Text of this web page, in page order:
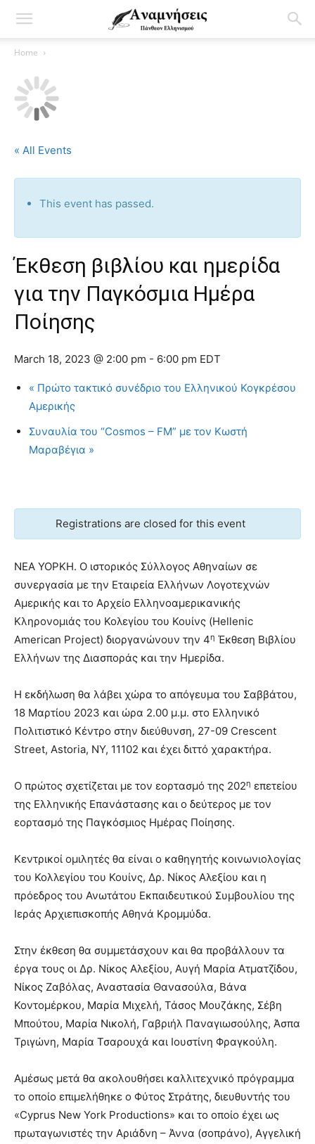
Home
« All Events
This event has passed.
Έκθεση βιβλίου και ημερίδα
για την Παγκόσμια Ημέρα
Ποίησης
March 18, 2023 @ 2:00 pm - 6:00 pm EDT
« Πρώτο τακτικό συνέδριο του Ελληνικού Κογκρέσου
Αμερικής
Συναυλία του “Cosmos – FM” με τον Κωστή
Μαραβέγια »
Registrations are closed for this event
ΝΕΑ ΥΟΡΚΗ. Ο ιστορικός Σύλλογος Αθηναίων σε
συνεργασία με την Εταιρεία Ελλήνων Λογοτεχνών
Αμερικής και το Αρχείο Ελληνοαμερικανικής
Κληρονομιάς του Κολεγίου του Κουίνς (Hellenic
American Project) διοργανώνουν την 4η Έκθεση Βιβλίου
Ελλήνων της Διασποράς και την Ημερίδα.
Η εκδήλωση θα λάβει χώρα το απόγευμα του Σαββάτου,
18 Μαρτίου 2023 και ώρα 2.00 μ.μ. στο Ελληνικό
Πολιτιστικό Κέντρο στην διεύθυνση, 27-09 Crescent
Street, Astoria, NY, 11102 και έχει διττό χαρακτήρα.
Ο πρώτος σχετίζεται με τον εορτασμό της 202η επετείου
της Ελληνικής Επανάστασης και ο δεύτερος με τον
εορτασμό της Παγκόσμιος Ημέρας Ποίησης.
Κεντρικοί ομιλητές θα είναι ο καθηγητής κοινωνιολογίας
του Κολλεγίου του Κουίνς, Δρ. Νίκος Αλεξίου και η
πρόεδρος του Ανωτάτου Εκπαιδευτικού Συμβουλίου της
Ιεράς Αρχιεπισκοπής Αθηνά Κρομμύδα.
Στην έκθεση θα συμμετάσχουν και θα προβάλλουν τα
έργα τους οι Δρ. Νίκος Αλεξίου, Αυγή Μαρία Ατματζίδου,
Νίκος Ζαβόλας, Αναστασία Θανασούλα, Βάνα
Κοντομέρκου, Μαρία Μιχελή, Τάσος Μουζάκης, Σέβη
Μπούτου, Μαρία Νικολή, Γαβριήλ Παναγιωσούλης, Άσπα
Τριγώνη, Μαρία Τσαρουχά και Ιουστίνη Φραγκούλη.
Αμέσως μετά θα ακολουθήσει καλλιτεχνικό πρόγραμμα
το οποίο επιμελήθηκε ο Φύτος Στράτης, διευθυντής του
«Cyprus New York Productions» και το οποίο έχει ως
πρωταγωνιστές την Αριάδνη – Άννα (σοπράνο), Αγγελική